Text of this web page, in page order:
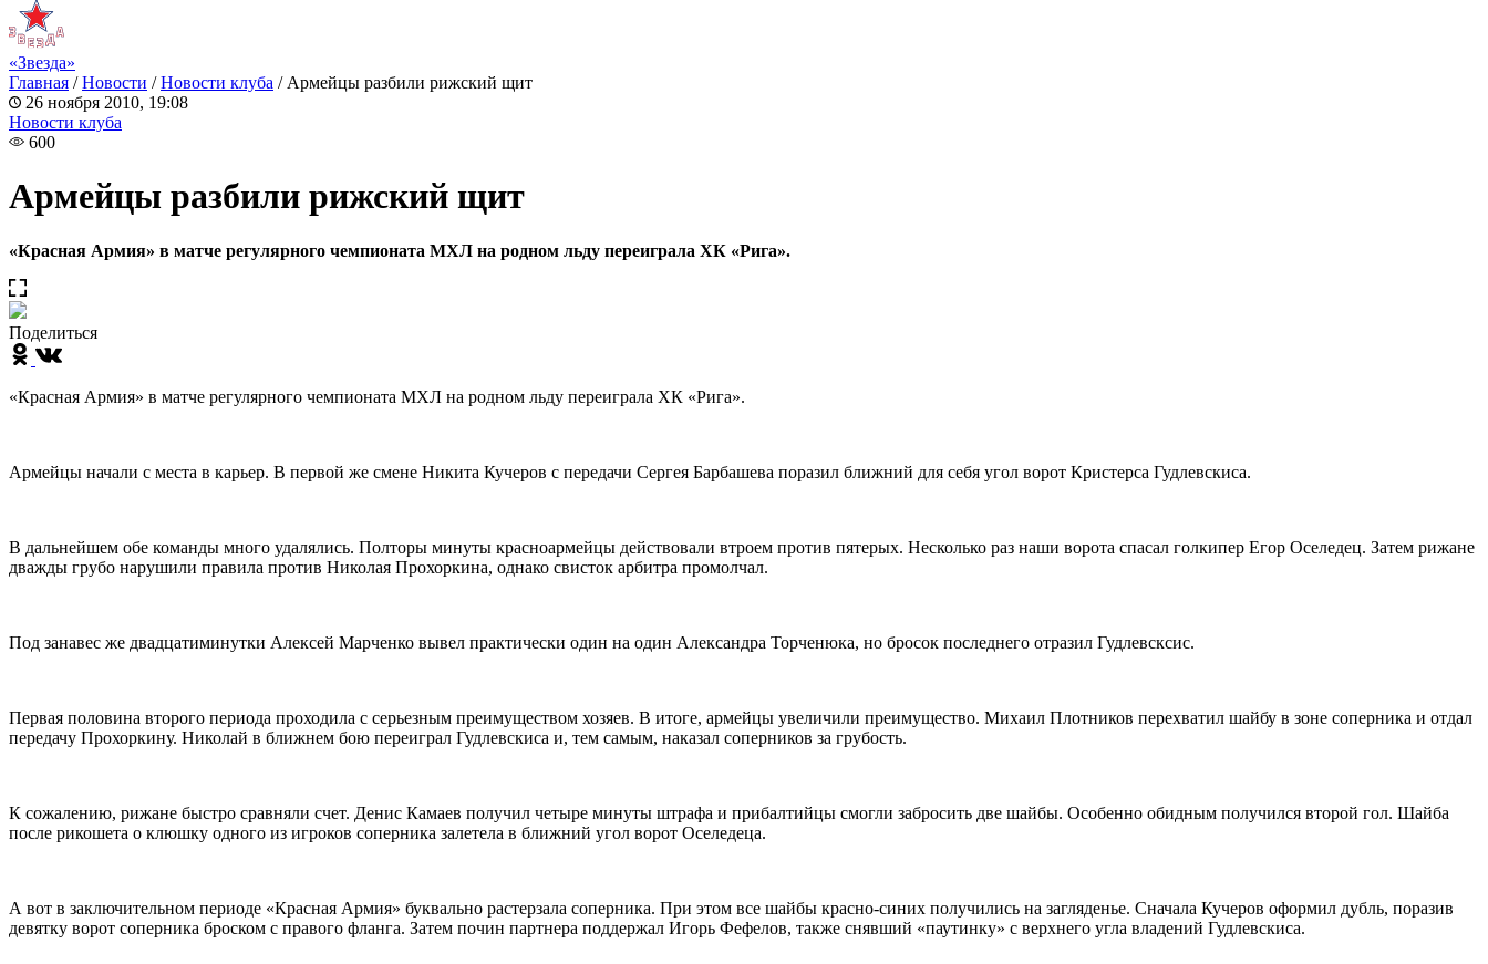
«Звезда»
Главная /Новости /Новости клуба / Армейцы разбили рижский щит
26 ноября 2010, 19:08
Новости клуба
600
Армейцы разбили рижский щит
«Красная Армия» в матче регулярного чемпионата МХЛ на родном льду переиграла ХК «Рига».
Поделиться
«Красная Армия» в матче регулярного чемпионата МХЛ на родном льду переиграла ХК «Рига».
Армейцы начали с места в карьер. В первой же смене Никита Кучеров с передачи Сергея Барбашева поразил ближний для себя угол ворот Кристерса Гудлевскиса.
В дальнейшем обе команды много удалялись. Полторы минуты красноармейцы действовали втроем против пятерых. Несколько раз наши ворота спасал голкипер Егор Оселедец. Затем рижане
дважды грубо нарушили правила против Николая Прохоркина, однако свисток арбитра промолчал.
Под занавес же двадцатиминутки Алексей Марченко вывел практически один на один Александра Торченюка, но бросок последнего отразил Гудлевсксис.
Первая половина второго периода проходила с серьезным преимуществом хозяев. В итоге, армейцы увеличили преимущество. Михаил Плотников перехватил шайбу в зоне соперника и отдал
передачу Прохоркину. Николай в ближнем бою переиграл Гудлевскиса и, тем самым, наказал соперников за грубость.
К сожалению, рижане быстро сравняли счет. Денис Камаев получил четыре минуты штрафа и прибалтийцы смогли забросить две шайбы. Особенно обидным получился второй гол. Шайба
после рикошета о клюшку одного из игроков соперника залетела в ближний угол ворот Оселедеца.
А вот в заключительном периоде «Красная Армия» буквально растерзала соперника. При этом все шайбы красно-синих получились на загляденье. Сначала Кучеров оформил дубль, поразив
девятку ворот соперника броском с правого фланга. Затем почин партнера поддержал Игорь Фефелов, также снявший «паутинку» с верхнего угла владений Гудлевскиса.